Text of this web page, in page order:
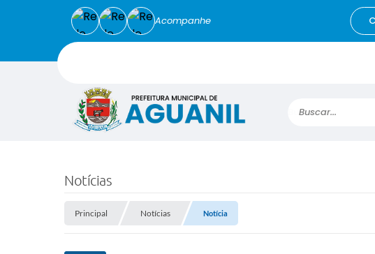
Buscar...
Acompanhe
Notícias
Principal Notícias Notícia